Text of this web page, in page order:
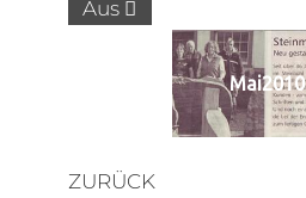
Aus
Mai2010
ZURÜCK